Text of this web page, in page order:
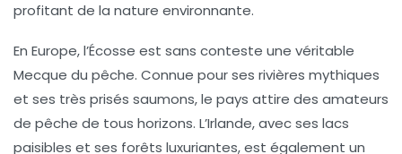
profitant de la nature environnante.
En Europe, l’Écosse est sans conteste une véritable
Mecque du pêche. Connue pour ses rivières mythiques
et ses très prisés saumons, le pays attire des amateurs
de pêche de tous horizons. L’Irlande, avec ses lacs
paisibles et ses forêts luxuriantes, est également un